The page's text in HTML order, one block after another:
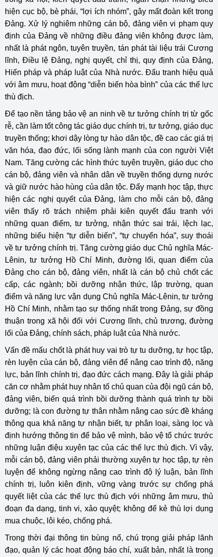
hiện cục bộ, bè phái, “lợi ích nhóm”, gây mất đoàn kết trong
Đảng. Xử lý nghiêm những cán bộ, đảng viên vi phạm quy
định của Đảng về những điều đảng viên không được làm,
nhất là phát ngôn, tuyên truyền, tán phát tài liệu trái Cương
lĩnh, Điều lệ Đảng, nghị quyết, chỉ thị, quy định của Đảng,
Hiến pháp và pháp luật của Nhà nước. Đấu tranh hiệu quả
với âm mưu, hoạt động “diễn biến hòa bình” của các thế lực
thù địch.
Để tạo nền tảng bảo vệ an ninh về tư tưởng chính trị từ gốc
rễ, cần làm tốt công tác giáo dục chính trị, tư tưởng, giáo dục
truyền thống; khơi dậy lòng tự hào dân tộc, đề cao các giá trị
văn hóa, đạo đức, lối sống lành mạnh của con người Việt
Nam. Tăng cường các hình thức tuyên truyền, giáo dục cho
cán bộ, đảng viên và nhân dân về truyền thống dựng nước
và giữ nước hào hùng của dân tộc. Đẩy mạnh học tập, thực
hiện các nghị quyết của Đảng, làm cho mỗi cán bộ, đảng
viên thấy rõ trách nhiệm phải kiên quyết đấu tranh với
những quan điểm, tư tưởng, nhận thức sai trái, lệch lạc,
những biểu hiện “tự diễn biến”, “tự chuyển hóa”, suy thoái
về tư tưởng chính trị. Tăng cường giáo dục Chủ nghĩa Mác-
Lênin, tư tưởng Hồ Chí Minh, đường lối, quan điểm của
Đảng cho cán bộ, đảng viên, nhất là cán bộ chủ chốt các
cấp, các ngành; bồi dưỡng nhận thức, lập trường, quan
điểm và năng lực vận dụng Chủ nghĩa Mác-Lênin, tư tưởng
Hồ Chí Minh, nhằm tạo sự thống nhất trong Đảng, sự đồng
thuận trong xã hội đối với Cương lĩnh, chủ trương, đường
lối của Đảng, chính sách, pháp luật của Nhà nước.
Vấn đề mấu chốt là phát huy vai trò tự tu dưỡng, tự học tập,
rèn luyện của cán bộ, đảng viên để nâng cao trình độ, năng
lực, bản lĩnh chính trị, đạo đức cách mạng. Đây là giải pháp
căn cơ nhằm phát huy nhân tố chủ quan của đội ngũ cán bộ,
đảng viên, biến quá trình bồi dưỡng thành quá trình tự bồi
dưỡng; là con đường tự thân nhằm nâng cao sức đề kháng
thông qua khả năng tự nhận biết, tự phân loại, sàng lọc và
định hướng thông tin để bảo vệ mình, bảo vệ tổ chức trước
những luận điệu xuyên tạc của các thế lực thù địch. Vì vậy,
mỗi cán bộ, đảng viên phải thường xuyên tự học tập, tự rèn
luyện để không ngừng nâng cao trình độ lý luận, bản lĩnh
chính trị, luôn kiên định, vững vàng trước sự chống phá
quyết liệt của các thế lực thù địch với những âm mưu, thủ
đoạn đa dạng, tinh vi, xảo quyệt; không để kẻ thù lợi dụng
mua chuộc, lôi kéo, chống phá.
Trong thời đại thông tin bùng nổ, chú trọng giải pháp lãnh
đạo, quản lý các hoạt động báo chí, xuất bản, nhất là trong